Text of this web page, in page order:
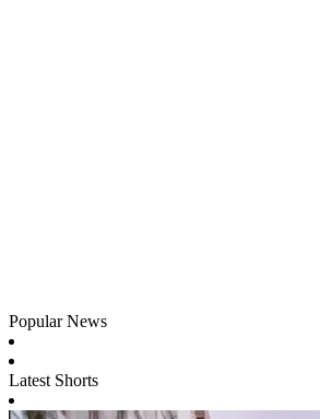
Popular News
Latest Shorts